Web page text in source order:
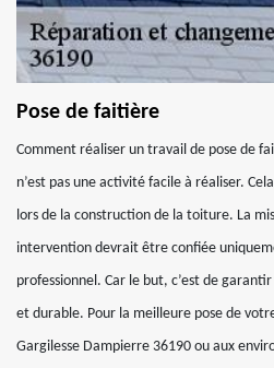
Pose de faitière
Comment réaliser un travail de pose de
n’est pas une activité facile à réaliser.
lors de la construction de la toiture. La
intervention devrait être confiée
professionnel. Car le but, c’est de
et durable. Pour la meilleure pose de
Gargilesse Dampierre 36190 ou aux